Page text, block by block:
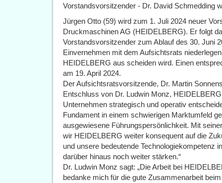
Vorstandsvorsitzender - Dr. David Schmedding
Jürgen Otto (59) wird zum 1. Juli 2024 neuer
Druckmaschinen AG (HEIDELBERG). Er folgt
Vorstandsvorsitzender zum Ablauf des 30. Juni
Einvernehmen mit dem Aufsichtsrats
HEIDELBERG aus scheiden wird. Einen
am 19. April 2024.
Der Aufsichtsratsvorsitzende, Dr. Martin
Entschluss von Dr. Ludwin Monz,
Unternehmen strategisch und operativ
Fundament in einem schwierigen Marktumfeld
ausgewiesene Führungspersönlichkeit. Mit
wir HEIDELBERG weiter konsequent auf die
und unsere bedeutende Technologiekompetenz
darüber hinaus noch weiter stärken.“
Dr. Ludwin Monz sagt: „Die Arbeit bei
bedanke mich für die gute Zusammenarbeit